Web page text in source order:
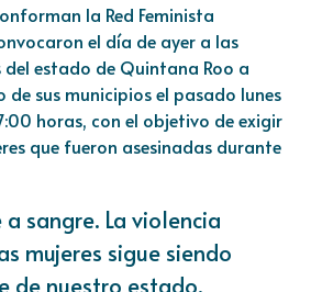
la Red Feminista
el día de ayer a las
del estado de Quintana Roo a
sus municipios el pasado lunes
horas, con el objetivo de exigir
que fueron asesinadas durante
sangre. La violencia
mujeres sigue siendo
de nuestro estado.